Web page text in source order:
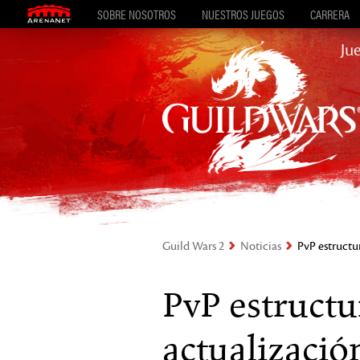
SOBRE NOSOTROS NUESTROS JUEGOS CARRERA
Guild Wars 2 Noticias PvP
PvP